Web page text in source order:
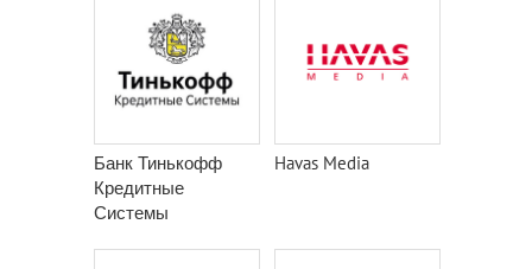
Банк Тинькофф
Кредитные
Системы
Havas Media